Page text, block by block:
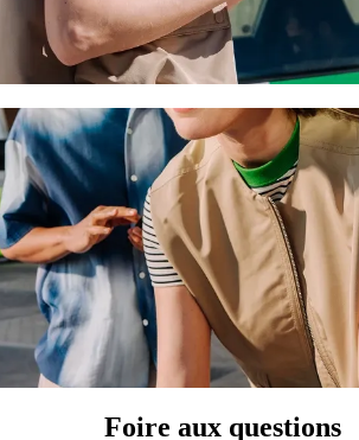
recherchez le meilleur prix pour aller à The
à The Mall Of Cyprus
voiture équipée d'un siège enfant.
les animaux.
sont accessibles aux fauteuils roulants
catégorie Economy.
Foire aux questions